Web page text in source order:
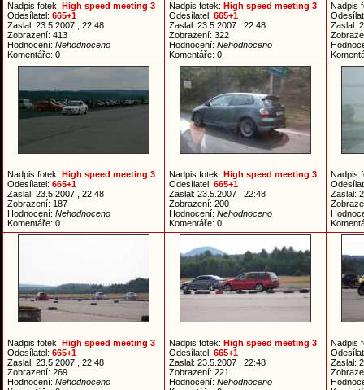
Nadpis fotek: High speed meeting 3
Odesílatel: 665+1
Zaslal: 23.5.2007 , 22:48
Zobrazení: 413
Hodnocení: Nehodnoceno
Komentáře: 0
Nadpis fotek: High speed meeting 3
Odesílatel: 665+1
Zaslal: 23.5.2007 , 22:48
Zobrazení: 322
Hodnocení: Nehodnoceno
Komentáře: 0
Nadpis
Zaslal:
Nadpis fotek: High speed meeting 3
Odesílatel: 665+1
Zaslal: 23.5.2007 , 22:48
Zobrazení: 187
Hodnocení: Nehodnoceno
Komentáře: 0
Nadpis fotek: High speed meeting 3
Odesílatel: 665+1
Zaslal: 23.5.2007 , 22:48
Zobrazení: 200
Hodnocení: Nehodnoceno
Komentáře: 0
Nadpis
Zaslal:
Nadpis fotek: High speed meeting 3
Odesílatel: 665+1
Zaslal: 23.5.2007 , 22:48
Zobrazení: 269
Hodnocení: Nehodnoceno
Nadpis fotek: High speed meeting 3
Odesílatel: 665+1
Zaslal: 23.5.2007 , 22:48
Zobrazení: 221
Hodnocení: Nehodnoceno
Nadpis
Zaslal: